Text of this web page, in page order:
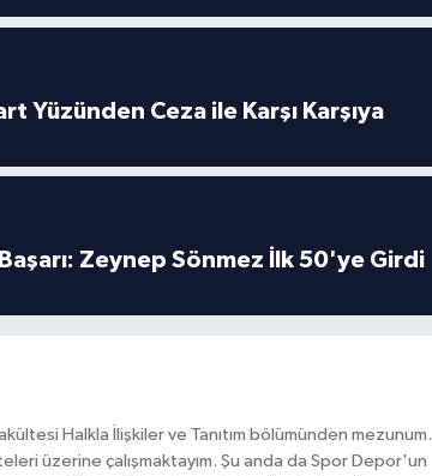
Yüzünden Ceza ile Karşı Karşıya
Zeynep Sönmez İlk 50'ye Girdi
Halkla İlişkiler ve Tanıtım bölümünden mezunum.
üzerine çalışmaktayım. Şu anda da Spor Depor'un